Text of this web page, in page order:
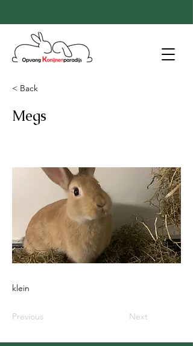
< Back
Megs
klein
Previous Next